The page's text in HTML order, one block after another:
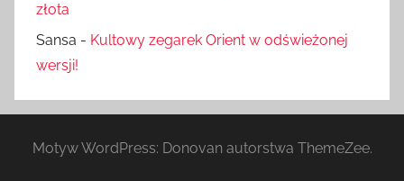
złota
Sansa - Kultowy zegarek Orient w odświeżonej
wersji!
Motyw WordPress: Donovan autorstwa ThemeZee.